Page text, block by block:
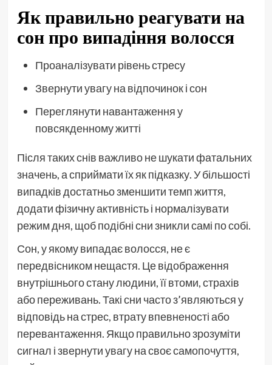
Як правильно реагувати на
сон про випадіння волосся
Проаналізувати рівень стресу
Звернути увагу на відпочинок і сон
Переглянути навантаження у
повсякденному житті
Після таких снів важливо не шукати фатальних
значень, а сприймати їх як підказку. У більшості
випадків достатньо зменшити темп життя,
додати фізичну активність і нормалізувати
режим дня, щоб подібні сни зникли самі по собі.
Сон, у якому випадає волосся, не є
передвісником нещастя. Це відображення
внутрішнього стану людини, її втоми, страхів
або переживань. Такі сни часто з’являються у
відповідь на стрес, втрату впевненості або
перевантаження. Якщо правильно зрозуміти
сигнал і звернути увагу на своє самопочуття,